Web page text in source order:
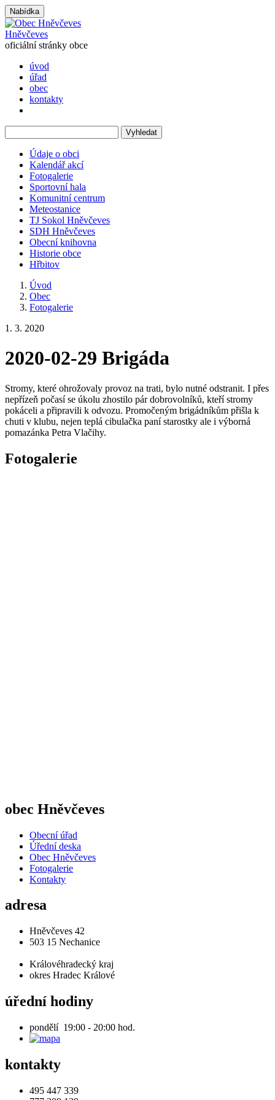
Nabídka
Hněvčeves
oficiální stránky obce
úvod
úřad
obec
kontakty
Vyhledat
Údaje o obci
Kalendář akcí
Fotogalerie
Sportovní hala
Komunitní centrum
Meteostanice
TJ Sokol Hněvčeves
SDH Hněvčeves
Obecní knihovna
Historie obce
Hřbitov
Úvod
Obec
Fotogalerie
1. 3. 2020
2020-02-29 Brigáda
Stromy, které ohrožovaly provoz na trati, bylo nutné odstranit. I přes
nepřízeň počasí se úkolu zhostilo pár dobrovolníků, kteří stromy
pokáceli a připravili k odvozu. Promočeným brigádníkům přišla k
chuti v klubu, nejen teplá cibulačka paní starostky ale i výborná
pomazánka Petra Vlačihy.
Fotogalerie
obec Hněvčeves
Obecní úřad
Úřední deska
Obec Hněvčeves
Fotogalerie
Kontakty
adresa
Hněvčeves 42
503 15 Nechanice
Královéhradecký kraj
okres Hradec Králové
úřední hodiny
pondělí 19:00 - 20:00 hod.
kontakty
495 447 339